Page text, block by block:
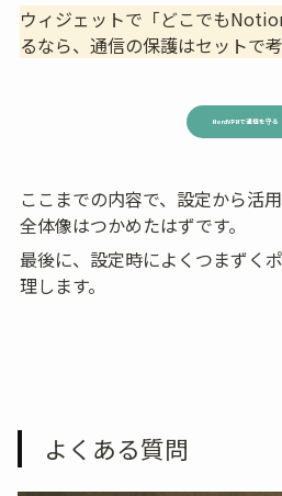
ウィジェットで「どこでも
るなら、通信の保護はセットで
NordVPNで通信を守る
ここまでの内容で、設定から活
全体像はつかめたはずです。
最後に、設定時によくつまずく
理します。
よくある質問